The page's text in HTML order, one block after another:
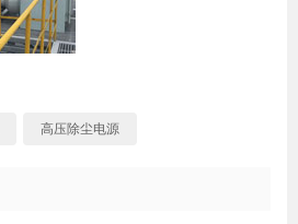
高压除尘电源